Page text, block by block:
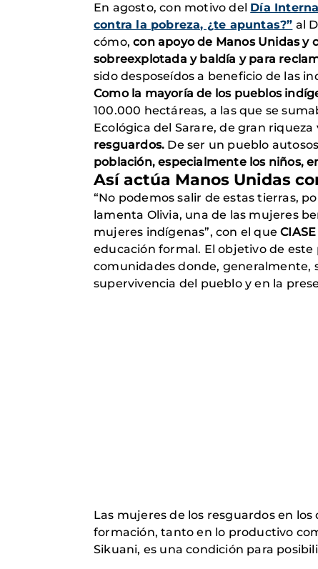
En agosto, con motivo del Día
contra la pobreza, ¿te apuntas?” al
cómo,con apoyo de Manos Unidas y
sobreexplotada y baldía y para
sido desposeídos a beneficio de las
Como la mayoría de los pueblos
100.000 hectáreas, a las que se
Ecológica del Sarare, de gran
resguardos. De ser un pueblo
población, especialmente los niños,
Así actúa Manos Unidas
“No podemos salir de estas tierras,
lamenta Olivia, una de las mujeres
mujeres indígenas”, con el que
educación formal. El objetivo de
comunidades donde, generalmente,
supervivencia del pueblo y en la
Las mujeres de los resguardos en
formación, tanto en lo productivo
Sikuani, es una condición para